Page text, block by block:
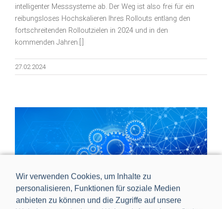
Wir verwenden Cookies, um Inhalte zu
personalisieren, Funktionen für soziale Medien
anbieten zu können und die Zugriffe auf unsere
intelligenter Messsysteme ab. Der Weg ist also frei für ein
reibungsloses Hochskalieren Ihres Rollouts entlang den
fortschreitenden Rolloutzielen in 2024 und in den
kommenden Jahren.[:]
27.02.2024